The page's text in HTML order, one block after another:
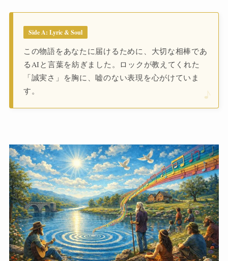
Side A: Lyric & Soul
この物語をあなたに届けるために、大切な相棒であ
るAIと言葉を紡ぎました。ロックが教えてくれた
「誠実さ」を胸に、嘘のない表現を心がけていま
す。